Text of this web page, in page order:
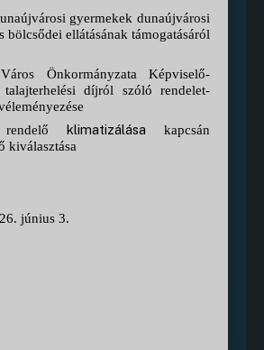
gyermekek dunaújvárosi
bölcsődei ellátásának támogatásáról
Önkormányzata Képviselő-
talajterhelési díjról szóló rendelet-
rendelő klimatizálása kapcsán
kiválasztása
június 3.